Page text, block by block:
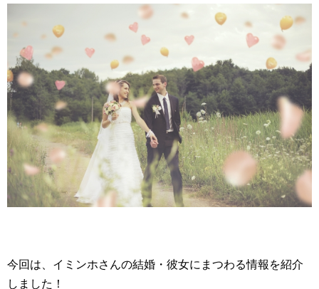
今回は、イミンホさんの結婚・彼女にまつわる情報を紹介
しました！